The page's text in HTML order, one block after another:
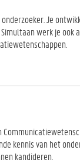
Je
werk je ook
kennis van het
kandideren.